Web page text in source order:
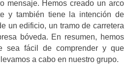
mensaje. Hemos creado un arco
y también tiene la intención de
un edificio, un tramo de carretera
bóveda. En resumen, hemos
sea fácil de comprender y que
a cabo en nuestro grupo.